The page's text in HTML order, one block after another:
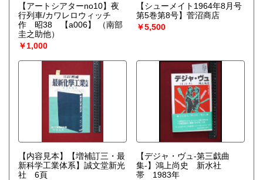
【アートシアターno10】夜
行列車/カワレロウィッチ
作 昭38 【a006】
（南部
圭之助他）
￥1,000
【シューメイト1964年8月号
第5巻第8号】菅沼商店
￥5,500
【内容見本】【増補訂三・最
新科学工業体系】誠文堂新光
社 6頁
【デジャ・ヴュ-第三戯曲
集-】鴻上尚史 新水社
帯 1983年